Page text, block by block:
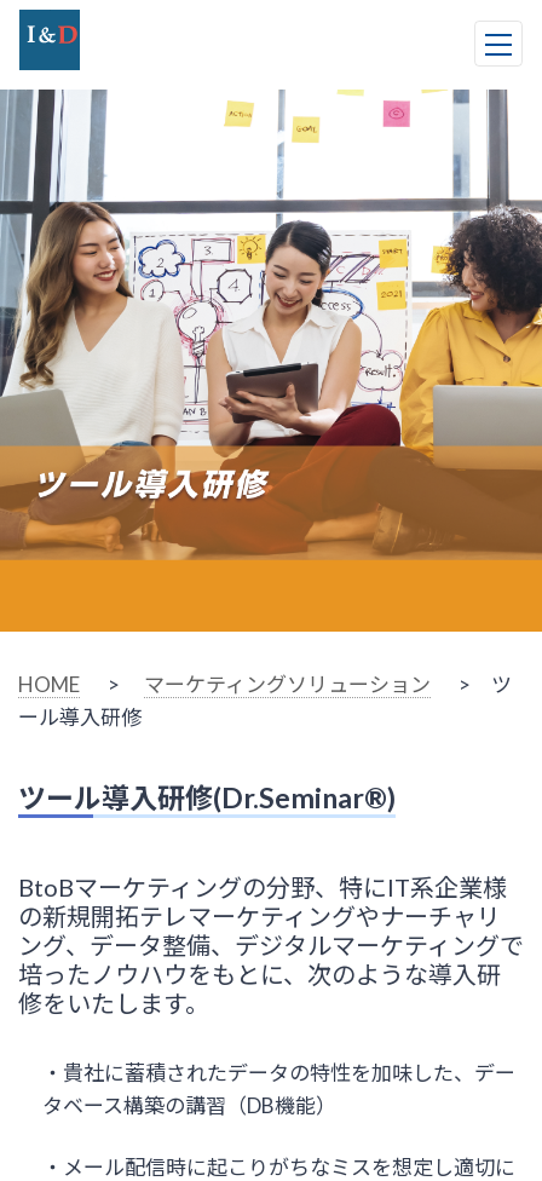
HOME > マーケティングソリューション > ツ
ール導入研修
ツール導入研修(Dr.Seminar®)
BtoBマーケティングの分野、特にIT系企業様
の新規開拓テレマーケティングやナーチャリ
ング、データ整備、デジタルマーケティングで
培ったノウハウをもとに、次のような導入研
修をいたします。
・貴社に蓄積されたデータの特性を加味した、デー
タベース構築の講習（DB機能）
・メール配信時に起こりがちなミスを想定し適切に